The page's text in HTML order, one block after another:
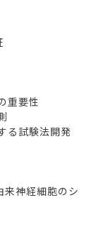
重要性
る試験法開発
神経細胞のシ